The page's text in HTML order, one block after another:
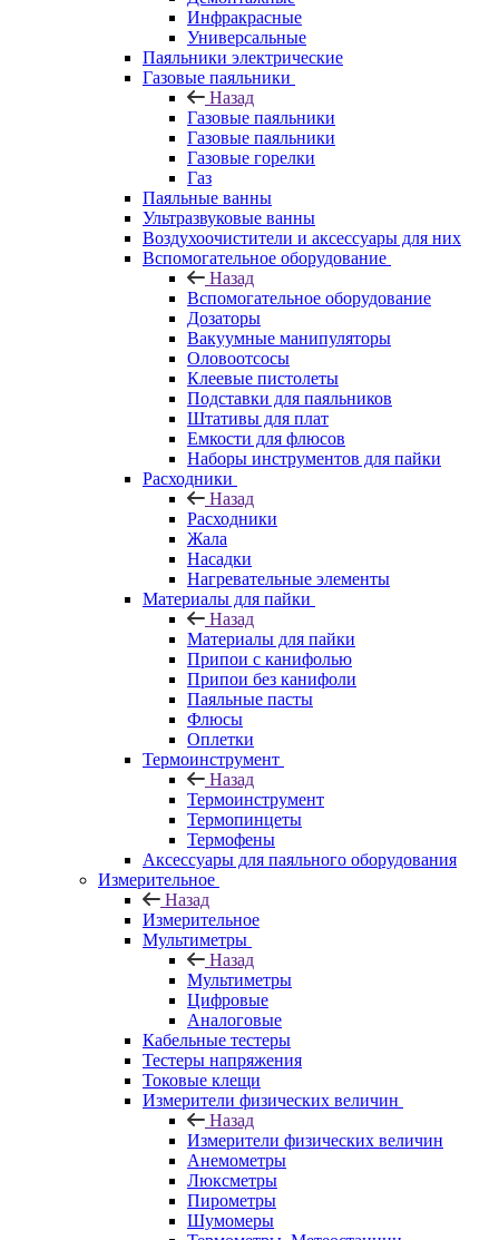
Инфракрасные
Универсальные
Паяльники электрические
Газовые паяльники
Назад
Газовые паяльники
Газовые паяльники
Газовые горелки
Газ
Паяльные ванны
Ультразвуковые ванны
Воздухоочистители и аксессуары для них
Вспомогательное оборудование
Назад
Вспомогательное оборудование
Дозаторы
Вакуумные манипуляторы
Оловоотсосы
Клеевые пистолеты
Подставки для паяльников
Штативы для плат
Емкости для флюсов
Наборы инструментов для пайки
Расходники
Назад
Расходники
Жала
Насадки
Нагревательные элементы
Материалы для пайки
Назад
Материалы для пайки
Припои с канифолью
Припои без канифоли
Паяльные пасты
Флюсы
Оплетки
Термоинструмент
Назад
Термоинструмент
Термопинцеты
Термофены
Аксессуары для паяльного оборудования
Измерительное
Назад
Измерительное
Мультиметры
Назад
Мультиметры
Цифровые
Аналоговые
Кабельные тестеры
Тестеры напряжения
Токовые клещи
Измерители физических величин
Назад
Измерители физических величин
Анемометры
Люксметры
Пирометры
Шумомеры